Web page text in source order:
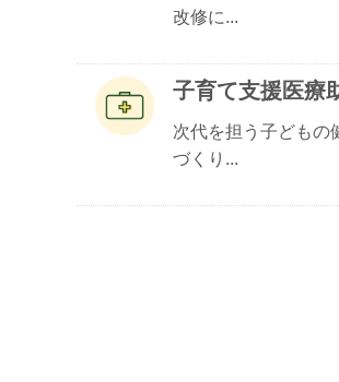
改修に...
子育て支援医療
次代を担う子どもの
づくり...